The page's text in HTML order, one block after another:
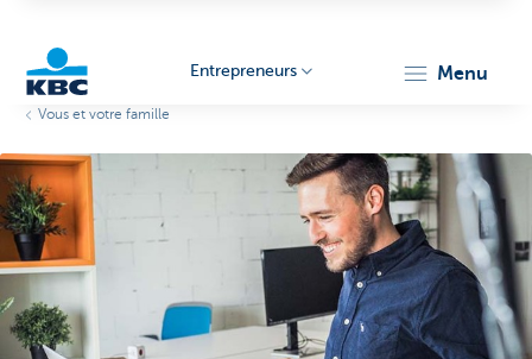
Entrepreneurs
Entrepreneurs menu
Vous et votre famille